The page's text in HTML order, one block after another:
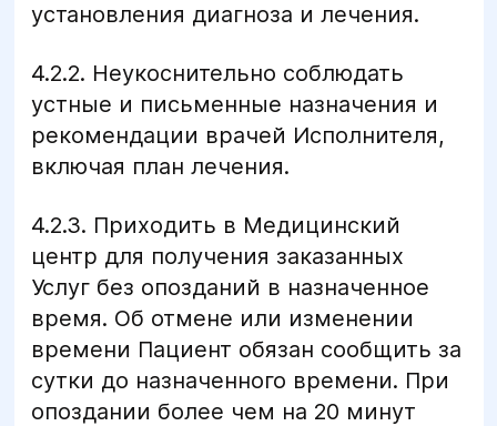
установления диагноза и лечения.
4.2.2. Неукоснительно соблюдать
устные и письменные назначения и
рекомендации врачей Исполнителя,
включая план лечения.
4.2.3. Приходить в Медицинский
центр для получения заказанных
Услуг без опозданий в назначенное
время. Об отмене или изменении
времени Пациент обязан сообщить за
сутки до назначенного времени. При
опоздании более чем на 20 минут